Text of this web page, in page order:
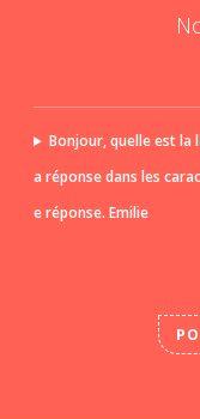
Bonjour, quelle est la
a réponse dans les
e réponse. Emilie